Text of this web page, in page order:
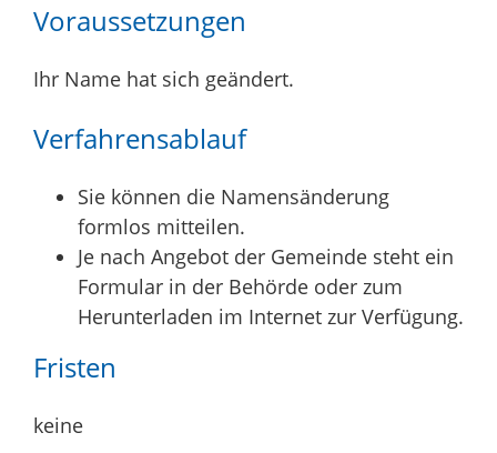
Voraussetzungen
Ihr Name hat sich geändert.
Verfahrensablauf
Sie können die Namensänderung
formlos mitteilen.
Je nach Angebot der Gemeinde steht ein
Formular in der Behörde oder zum
Herunterladen im Internet zur Verfügung.
Fristen
keine